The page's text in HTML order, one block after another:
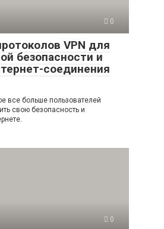
0
VPN для
безопасности и
соединения
все больше пользователей
свою безопасность и
0